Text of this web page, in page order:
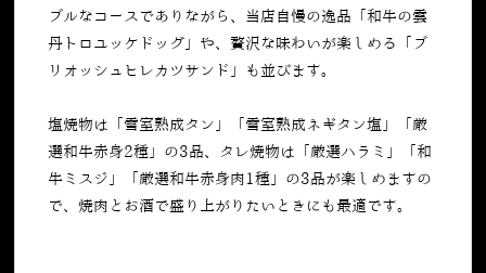
ブルなコースでありながら、当店自慢の逸品「和牛の雲
丹トロユッケドッグ」や、贅沢な味わいが楽しめる「ブ
リオッシュヒレカツサンド」も並びます。
塩焼物は「雪室熟成タン」「雪室熟成ネギタン塩」「厳
選和牛赤身2種」の3品、タレ焼物は「厳選ハラミ」「和
牛ミスジ」「厳選和牛赤身肉1種」の3品が楽しめますの
で、焼肉とお酒で盛り上がりたいときにも最適です。